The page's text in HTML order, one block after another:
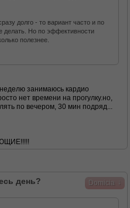
долго - то вариант часто и по
делать. Но по эффективности
полезнее.
занимаюсь кардио
нет времени на прогулку.но,
по вечером, 30 мин подряд...
Domicia
день?